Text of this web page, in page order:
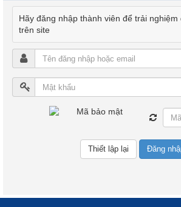
Hãy đăng nhập thành viên để trải
trên site
Đăng